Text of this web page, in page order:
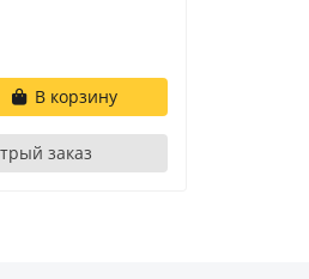
В корзину
заказ